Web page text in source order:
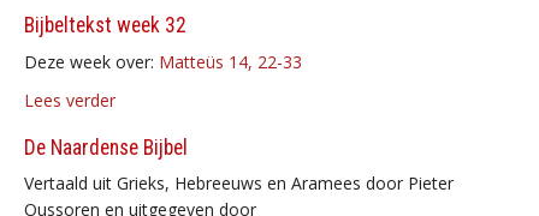
Bijbeltekst week 32
Deze week over: Matteüs 14, 22-33
Lees verder
De Naardense Bijbel
Vertaald uit Grieks, Hebreeuws en Aramees door Pieter
Oussoren en uitgegeven door